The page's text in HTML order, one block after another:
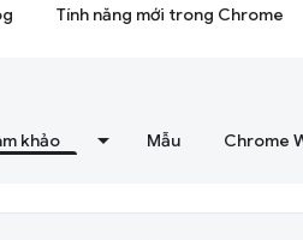
Tính năng mới trong Chrome
khảo Mẫu Chrome